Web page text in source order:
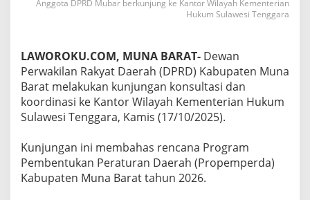
Anggota DPRD Mubar berkunjung ke Kantor Wilayah Kementerian
Hukum Sulawesi Tenggara
LAWOROKU.COM, MUNA BARAT- Dewan
Perwakilan Rakyat Daerah (DPRD) Kabupaten Muna
Barat melakukan kunjungan konsultasi dan
koordinasi ke Kantor Wilayah Kementerian Hukum
Sulawesi Tenggara, Kamis (17/10/2025).
‎Kunjungan ini membahas rencana Program
Pembentukan Peraturan Daerah (Propemperda)
Kabupaten Muna Barat tahun 2026.